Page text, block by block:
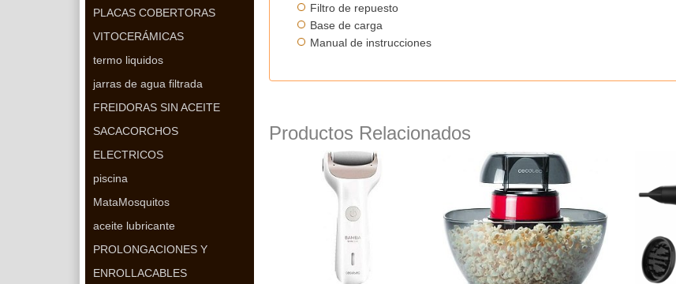
PLACAS COBERTORAS
VITOCERÁMICAS
termo liquidos
jarras de agua filtrada
FREIDORAS SIN ACEITE
SACACORCHOS
ELECTRICOS
piscina
MataMosquitos
aceite lubricante
PROLONGACIONES Y
ENROLLACABLES
Filtro de repuesto
Base de carga
Manual de instrucciones
Productos Relacionados